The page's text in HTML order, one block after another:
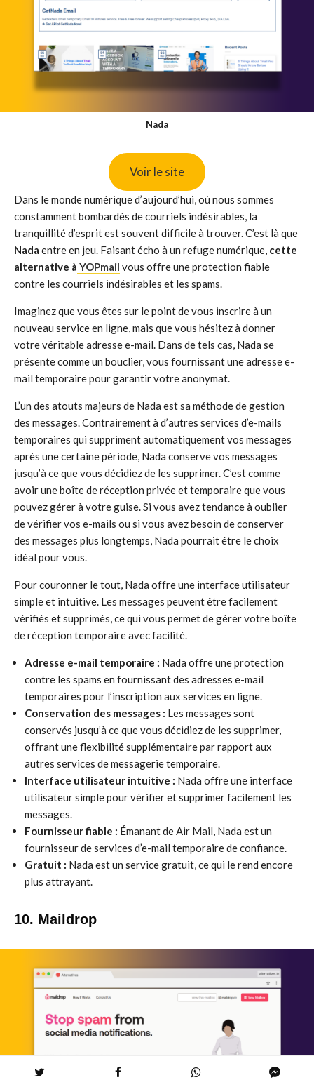
Nada
Voir le site
Dans le monde numérique d’aujourd’hui, où nous sommes
constamment bombardés de courriels indésirables, la
tranquillité d’esprit est souvent difficile à trouver. C’est là que
Nada entre en jeu. Faisant écho à un refuge numérique, cette
alternative à YOPmail vous offre une protection fiable
contre les courriels indésirables et les spams.
Imaginez que vous êtes sur le point de vous inscrire à un
nouveau service en ligne, mais que vous hésitez à donner
votre véritable adresse e-mail. Dans de tels cas, Nada se
présente comme un bouclier, vous fournissant une adresse e-
mail temporaire pour garantir votre anonymat.
L’un des atouts majeurs de Nada est sa méthode de gestion
des messages. Contrairement à d’autres services d’e-mails
temporaires qui suppriment automatiquement vos messages
après une certaine période, Nada conserve vos messages
jusqu’à ce que vous décidiez de les supprimer. C’est comme
avoir une boîte de réception privée et temporaire que vous
pouvez gérer à votre guise. Si vous avez tendance à oublier
de vérifier vos e-mails ou si vous avez besoin de conserver
des messages plus longtemps, Nada pourrait être le choix
idéal pour vous.
Pour couronner le tout, Nada offre une interface utilisateur
simple et intuitive. Les messages peuvent être facilement
vérifiés et supprimés, ce qui vous permet de gérer votre boîte
de réception temporaire avec facilité.
Adresse e-mail temporaire : Nada offre une protection
contre les spams en fournissant des adresses e-mail
temporaires pour l’inscription aux services en ligne.
Conservation des messages : Les messages sont
conservés jusqu’à ce que vous décidiez de les supprimer,
offrant une flexibilité supplémentaire par rapport aux
autres services de messagerie temporaire.
Interface utilisateur intuitive : Nada offre une interface
utilisateur simple pour vérifier et supprimer facilement les
messages.
Fournisseur fiable : Émanant de Air Mail, Nada est un
fournisseur de services d’e-mail temporaire de confiance.
Gratuit : Nada est un service gratuit, ce qui le rend encore
plus attrayant.
10. Maildrop